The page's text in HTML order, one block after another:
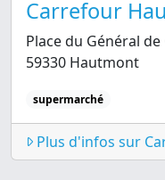
Carrefour
Place du Général de
59330 Hautmont
supermarché
Plus d'infos sur